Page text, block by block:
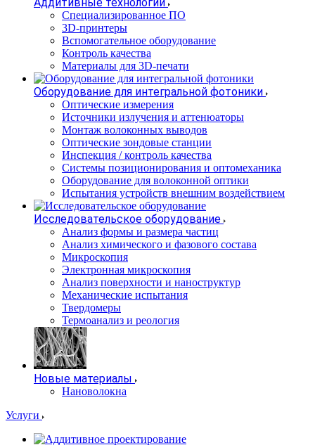
Специализированное ПО
3D-принтеры
Вспомогательное оборудование
Контроль качества
Материалы для 3D-печати
Оборудование для интегральной фотоники
Оптические измерения
Источники излучения и аттенюаторы
Монтаж волоконных выводов
Оптические зондовые станции
Инспекция / контроль качества
Системы позиционирования и оптомеханика
Оборудование для волоконной оптики
Испытания устройств внешним воздействием
Исследовательское оборудование
Анализ формы и размера частиц
Анализ химического и фазового состава
Микроскопия
Электронная микроскопия
Анализ поверхности и наноструктур
Механические испытания
Твердомеры
Термоанализ и реология
Новые материалы
Нановолокна
Услуги